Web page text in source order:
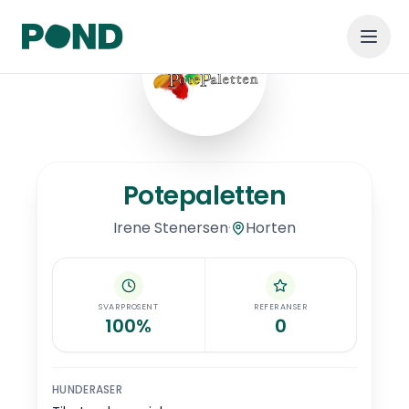
Hopp til hovedinnhold
Potepaletten
Irene Stenersen· Horten
SVARPROSENT
100%
REFERANSER
0
HUNDERASER